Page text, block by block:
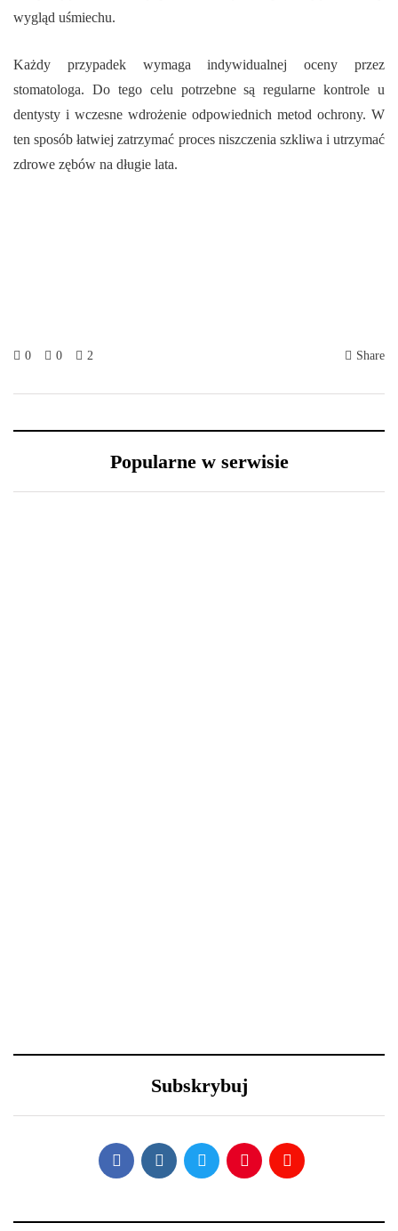
wygląd uśmiechu.
Każdy przypadek wymaga indywidualnej oceny przez
stomatologa. Do tego celu potrzebne są regularne kontrole u
dentysty i wczesne wdrożenie odpowiednich metod ochrony. W
ten sposób łatwiej zatrzymać proces niszczenia szkliwa i utrzymać
zdrowe zębów na długie lata.
0 0 2 Share
Popularne w serwisie
sylwestrowe – jak
Tobą? 5 wskazówek, aby
przetrwać ją w dobrej
kondycji
Subskrybuj